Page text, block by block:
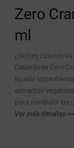
Zero
ml
¿Sufres
Calambres Zero
líquida
extractos
para combatir los
Ver más detalles >>